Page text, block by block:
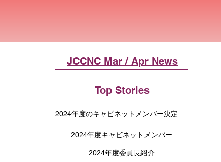
JCCNC Mar / Apr News
Top Stories
2024年度のキャビネットメンバー決定
2024年度キャビネットメンバー
2024年度委員長紹介